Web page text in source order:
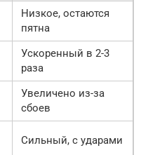
Низкое, остаются
пятна
Ускоренный в 2-3
раза
Увеличено из-за
сбоев
Сильный, с ударами